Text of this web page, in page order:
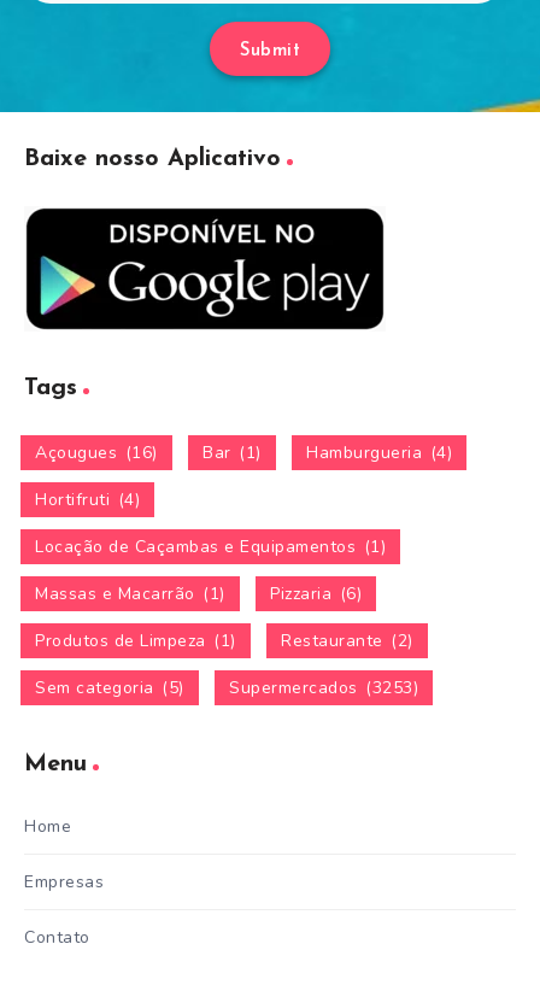
Submit
Baixe nosso Aplicativo
Tags
Açougues (16) Bar (1) Hamburgueria (4)
Hortifruti (4)
Locação de Caçambas e Equipamentos (1)
Massas e Macarrão (1) Pizzaria (6)
Produtos de Limpeza (1) Restaurante (2)
Sem categoria (5) Supermercados (3253)
Menu
Home
Empresas
Contato